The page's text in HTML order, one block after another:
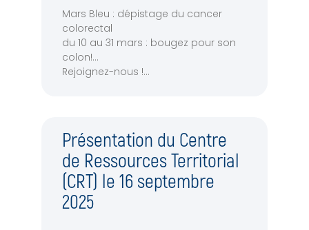
Mars Bleu : dépistage du cancer
colorectal
du 10 au 31 mars : bougez pour son
colon!
Rejoignez-nous !
Présentation du Centre
de Ressources Territorial
(CRT) le 16 septembre
2025